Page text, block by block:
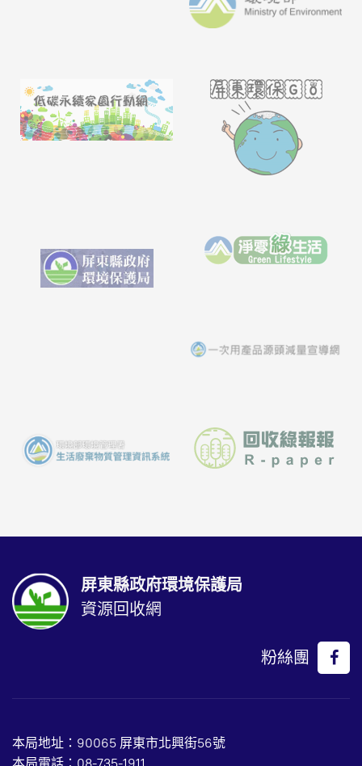
屏東縣政府環境保護局
資源回收網
粉絲團
本局地址：90065 屏東市北興街56號